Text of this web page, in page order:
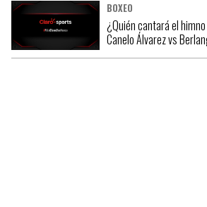
BOXEO
¿Quién cantará el
Canelo Álvarez vs